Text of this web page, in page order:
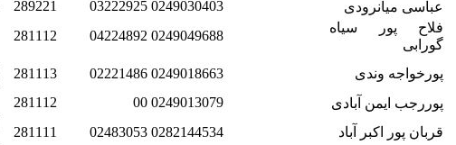
عباسی میانرودی 0249030403
03222925
289221
فلاح پور سیاه
گورابی
0249049688
04224892
281112
پورخواجه وندی 0249018663
02221486
281113
پوررجب ایمن آبادی 0249013079
00
281112
قربان پور اکبر آباد 0282144534
02483053
281111